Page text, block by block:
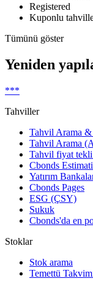
Registered
Kuponlu
Tümünü göster
Yeniden
***
Tahviller
Tahvil Arama &
Tahvil Arama
Tahvil fiyat
Cbonds
Yatırım
Cbonds Pages
ESG (ÇSY)
Sukuk
Cbonds'da en
Stoklar
Stok arama
Temettü